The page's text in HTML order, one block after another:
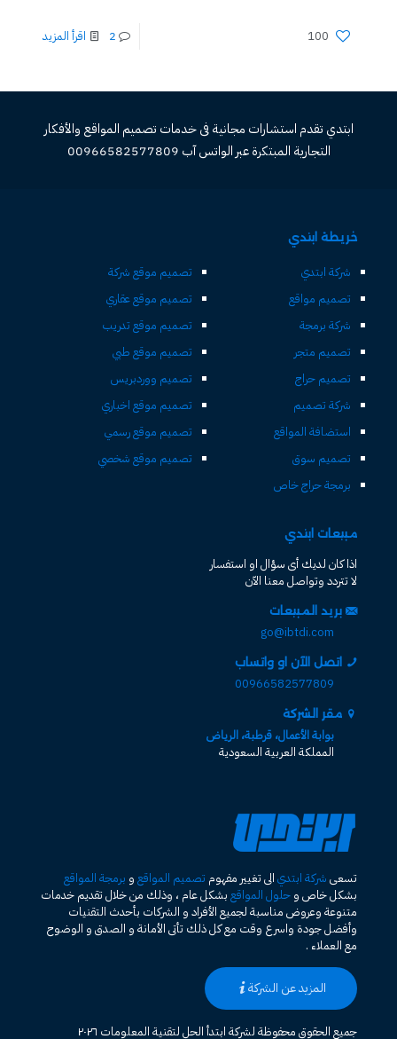
100
2 اقرأ المزيد
ابتدي تقدم استشارات مجانية فى خدمات تصميم المواقع والأفكار
التجارية المبتكرة عبر الواتس آب 00966582577809
خريطة ابتدي
شركة ابتدي
تصميم مواقع
شركة برمجة
تصميم متجر
تصميم حراج
شركة تصميم
استضافة المواقع
تصميم سوق
برمجة حراج خاص
تصميم موقع شركة
تصميم موقع عقاري
تصميم موقع تدريب
تصميم موقع طبي
تصميم ووردبريس
تصميم موقع اخباري
تصميم موقع رسمي
تصميم موقع شخصي
مبيعات ابتدي
اذا كان لديك أى سؤال او استفسار
لا تتردد وتواصل معنا الآن
بريد المبيعات
go@ibtdi.com
اتصل الآن او واتساب
00966582577809
مقر الشركة
بوابة الأعمال، قرطبة، الرياض
المملكة العربية السعودية
تسعى شركة ابتدي الى تغيير مفهوم تصميم المواقع و برمجة المواقع
بشكل خاص و حلول المواقع بشكل عام ، وذلك من خلال تقديم خدمات
متنوعة وعروض مناسبة لجميع الأفراد و الشركات بأحدث التقنيات
وأفضل جودة واسرع وقت مع كل ذلك تأتى الأمانة و الصدق و الوضوح
مع العملاء .
المزيد عن الشركة
جميع الحقوق محفوظة لشركة ابتدأ الحل لتقنية المعلومات ٢٠٢٦